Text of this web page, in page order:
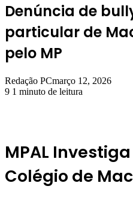
Denúncia de
particular de
pelo MP
Redação PCmarço 12, 2026
9 1 minuto de leitura
MPAL
Colégio de